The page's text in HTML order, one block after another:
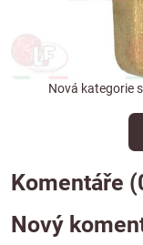
Nová kategorie
Komentáře
Nový